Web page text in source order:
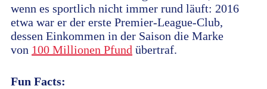
wenn es sportlich nicht immer rund läuft: 2016
etwa war er der erste Premier-League-Club,
dessen Einkommen in der Saison die Marke
von 100 Millionen Pfund übertraf.
Fun Facts: